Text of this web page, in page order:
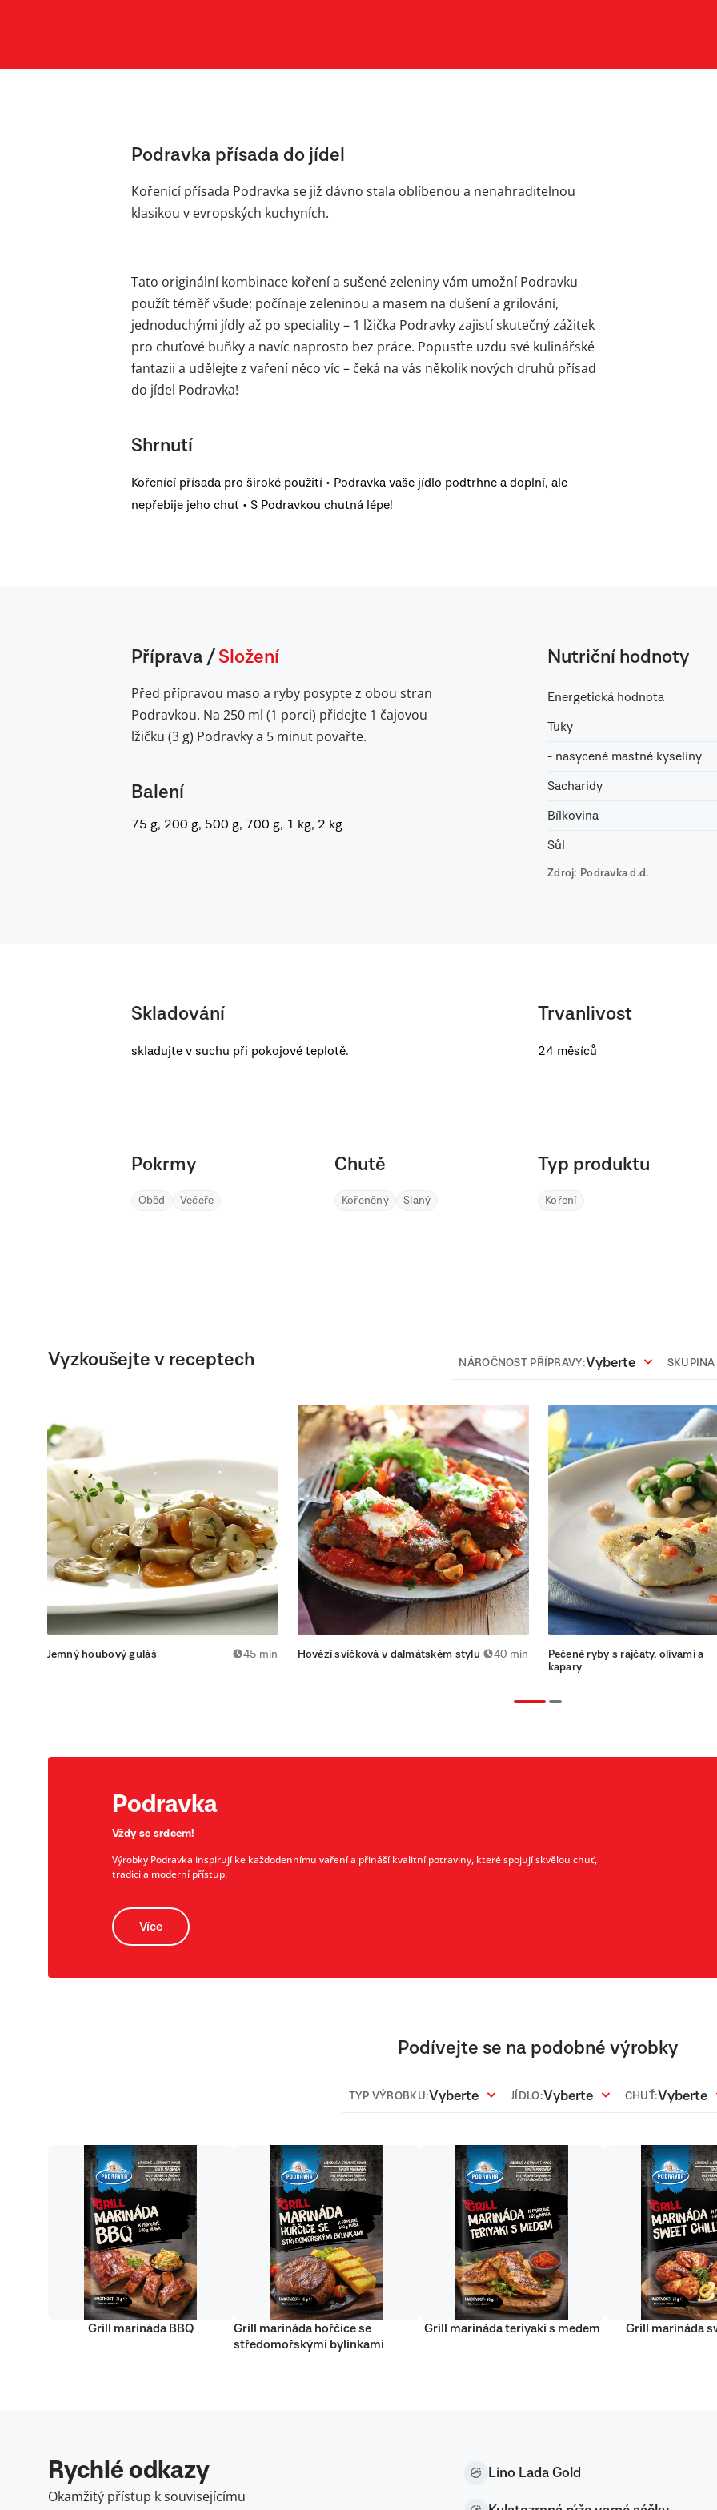
Podravka přísada do jídel
Kořenící přísada Podravka se již dávno stala oblíbenou a nenahraditelnou
klasikou v evropských kuchyních.
Tato originální kombinace koření a sušené zeleniny vám umožní Podravku
použít téměř všude: počínaje zeleninou a masem na dušení a grilování,
jednoduchými jídly až po speciality – 1 lžička Podravky zajistí skutečný zážitek
pro chuťové buňky a navíc naprosto bez práce. Popusťte uzdu své kulinářské
fantazii a udělejte z vaření něco víc – čeká na vás několik nových druhů přísad
do jídel Podravka!
Shrnutí
Kořenící přísada pro široké použití • Podravka vaše jídlo podtrhne a doplní, ale
nepřebije jeho chuť • S Podravkou chutná lépe!
Příprava / Složení
Před přípravou maso a ryby posypte z obou stran
Podravkou. Na 250 ml (1 porci) přidejte 1 čajovou
lžičku (3 g) Podravky a 5 minut povařte.
Balení
75 g, 200 g, 500 g, 700 g, 1 kg, 2 kg
Nutriční hodnoty
Energetická hodnota
Tuky
- nasycené mastné kyseliny
Sacharidy
Bílkovina
Sůl
Zdroj: Podravka d.d.
Skladování
skladujte v suchu při pokojové teplotě.
Trvanlivost
24 měsíců
Pokrmy
Oběd Večeře
Chutě
Kořeněný Slaný
Typ produktu
Koření
Vyzkoušejte v receptech NÁROČNOST PŘÍPRAVY:Vyberte
Jemný houbový guláš 45 min Hovězí svíčková v dalmátském stylu 40 min
Pečené ryby s rajčaty, olivami a
kapary
Podravka
Vždy se srdcem!
Výrobky Podravka inspirují ke každodennímu vaření a přináší kvalitní potraviny, které spojují skvělou chuť,
tradici a moderní přístup.
Více
Podívejte se na podobné výrobky
TYP VÝROBKU:Vyberte JÍDLO:Vyberte CHUŤ:Vyberte
Grill marináda BBQ
Grill marináda hořčice se
středomořskými bylinkami
Grill marináda teriyaki s medem Grill marináda
Rychlé odkazy
Okamžitý přístup k souvisejícímu
Lino Lada Gold